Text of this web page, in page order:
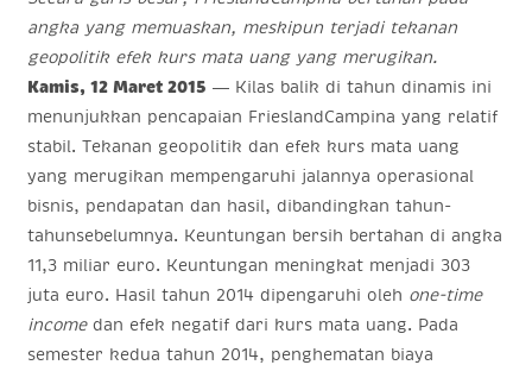
angka yang memuaskan, meskipun terjadi tekanan
geopolitik efek kurs mata uang yang merugikan.
Kamis, 12 Maret 2015 — Kilas balik di tahun dinamis ini
menunjukkan pencapaian FrieslandCampina yang relatif
stabil. Tekanan geopolitik dan efek kurs mata uang
yang merugikan mempengaruhi jalannya operasional
bisnis, pendapatan dan hasil, dibandingkan tahun-
tahunsebelumnya. Keuntungan bersih bertahan di angka
11,3 miliar euro. Keuntungan meningkat menjadi 303
juta euro. Hasil tahun 2014 dipengaruhi oleh one-time
incomedan efek negatif dari kurs mata uang. Pada
semester kedua tahun 2014, penghematan biaya